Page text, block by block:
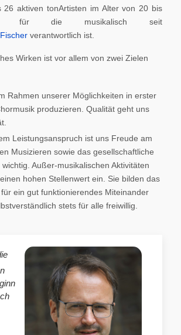
26 aktiven tonArtisten im Alter von 20 bis
für die musikalisch seit
verantwortlich ist.
Wirken ist vor allem von zwei Zielen
Rahmen unserer Möglichkeiten in erster
produzieren. Qualität geht uns
Leistungsanspruch ist uns Freude am
Musizieren sowie das gesellschaftliche
Außer-musikalischen Aktivitäten
hohen Stellenwert ein. Sie bilden das
ein gut funktionierendes Miteinander
stets für alle freiwillig.